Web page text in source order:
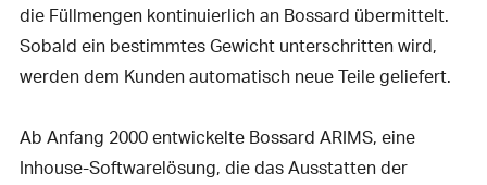
die Füllmengen kontinuierlich an Bossard übermittelt.
Sobald ein bestimmtes Gewicht unterschritten wird,
werden dem Kunden automatisch neue Teile geliefert.
Ab Anfang 2000 entwickelte Bossard ARIMS, eine
Inhouse-Softwarelösung, die das Ausstatten der